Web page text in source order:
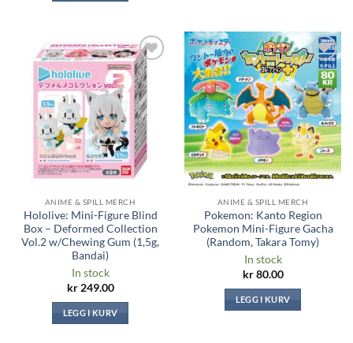
Legg til i
ønskeliste
ANIME & SPILL MERCH
Hololive: Mini-Figure Blind
Box – Deformed Collection
Vol.2 w/Chewing Gum (1,5g,
Bandai)
In stock
kr249.00
LEGG I KURV
Legg til i
ønskeliste
ANIME & SPILL MERCH
Pokemon: Kanto Region
Pokemon Mini-Figure Gacha
(Random, Takara Tomy)
In stock
kr80.00
LEGG I KURV